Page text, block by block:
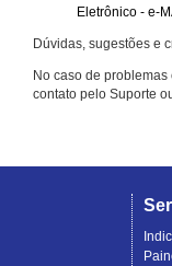
Eletrônico - e-
Dúvidas, sugestões e
No caso de
contato pelo Suporte